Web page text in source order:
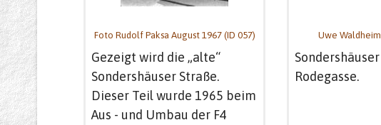
Foto Rudolf Paksa August 1967 (ID 057)
Gezeigt wird die „alte“
Sondershäuser Straße.
Dieser Teil wurde 1965 beim
Aus - und Umbau der F4
Uwe
Rodegasse.